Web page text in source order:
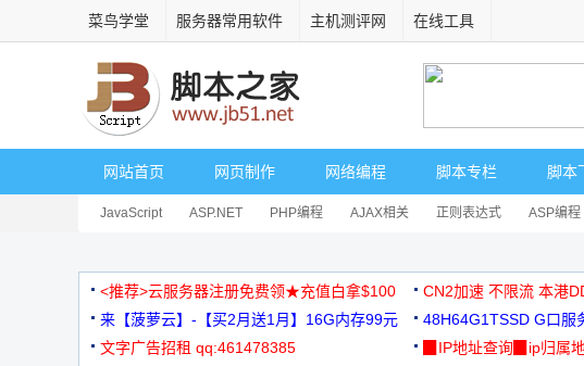
菜鸟学堂 服务器常用软件 主机测评网 在线工具
网站首页 网页制作 网络编程 脚本专栏 脚本
JavaScript ASP.NET PHP编程 AJAX相关 正则表达式 ASP编程
<推荐>云服务器注册免费领★充值白拿$100 CN2加速 不限流 本港
来【菠萝云】-【买2月送1月】16G内存99元
48H64G1TSSD G口服
3000+可免费测试
文字广告招租 qq:461478385
▉IP地址查询▉ip归属